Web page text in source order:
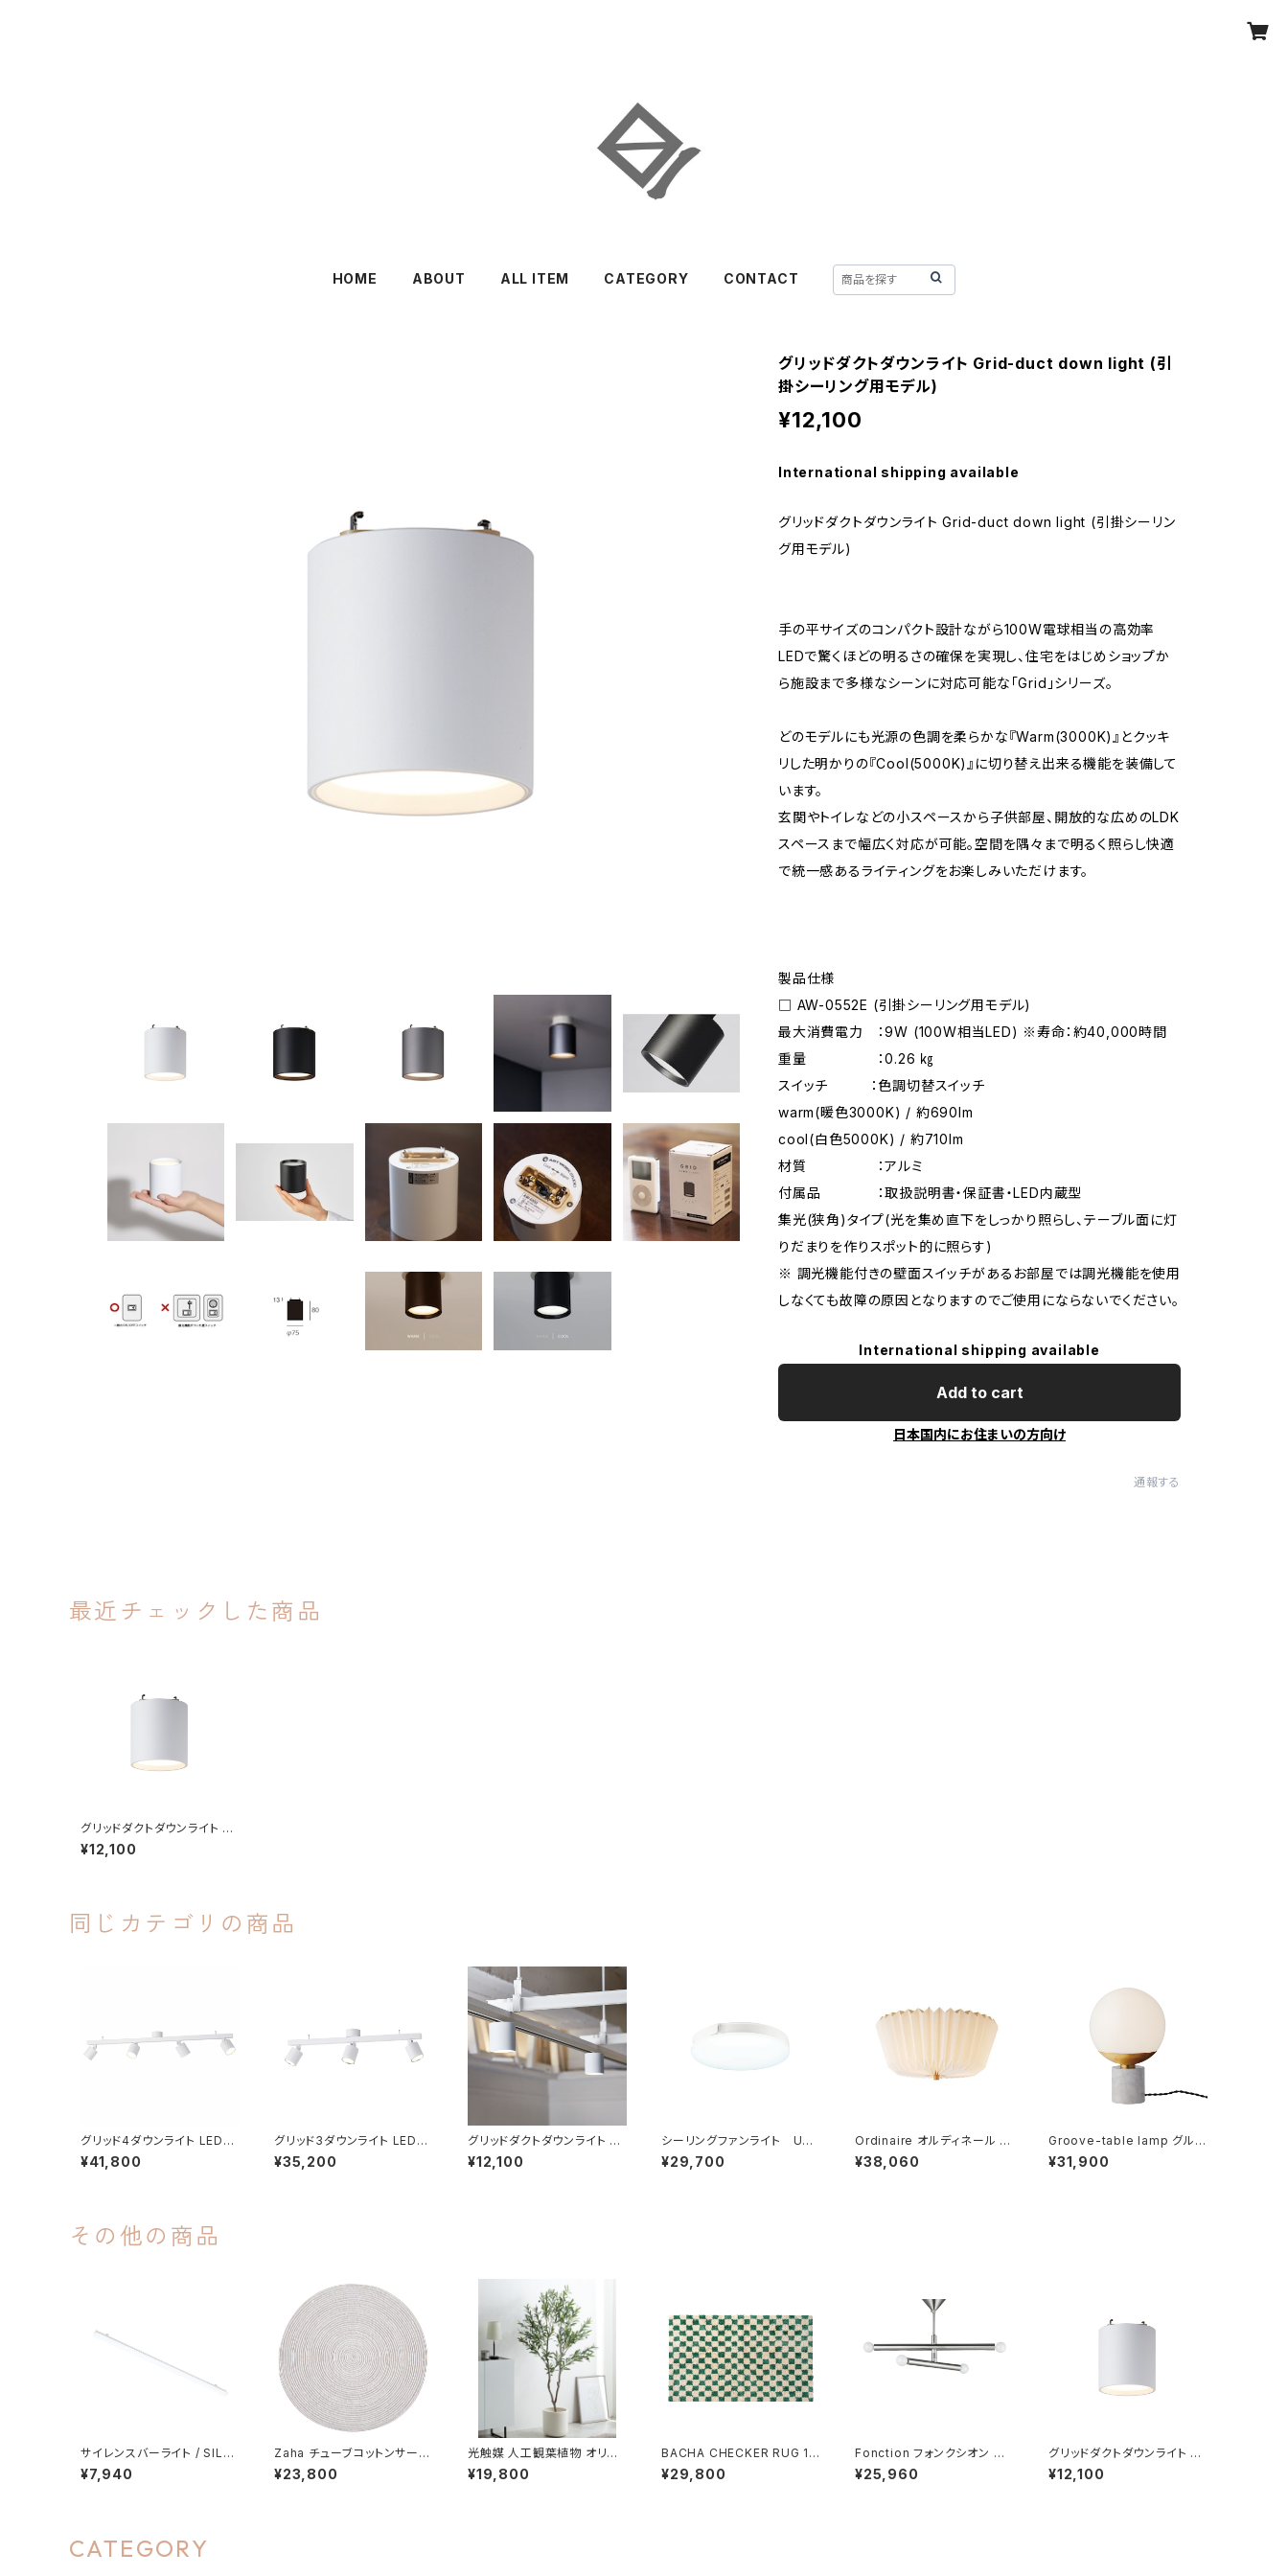
HOME ABOUT ALL ITEM CATEGORY CONTACT
グリッドダクトダウンライト Grid-duct down light (引
掛シーリング用モデル)
¥12,100
International shipping available
グリッドダクトダウンライト Grid-duct down light (引掛シーリン
グ用モデル)
手の平サイズのコンパクト設計ながら100W電球相当の高効率
LEDで驚くほどの明るさの確保を実現し、住宅をはじめショップか
ら施設まで多様なシーンに対応可能な「Grid」シリーズ。
どのモデルにも光源の色調を柔らかな『Warm(3000K)』とクッキ
リした明かりの『Cool(5000K)』に切り替え出来る機能を装備して
います。
玄関やトイレなどの小スペースから子供部屋、開放的な広めのLDK
スペースまで幅広く対応が可能。空間を隅々まで明るく照らし快適
で統一感あるライティングをお楽しみいただけます。
製品仕様
□ AW-0552E (引掛シーリング用モデル)
最大消費電力 ：9W (100W相当LED) ※寿命：約40,000時間
重量 ：0.26 ㎏
スイッチ ：色調切替スイッチ
warm(暖色3000K) / 約690lm
cool(白色5000K) / 約710lm
材質 ：アルミ
付属品 ：取扱説明書・保証書・LED内蔵型
集光(狭角)タイプ(光を集め直下をしっかり照らし、テーブル面に灯
りだまりを作りスポット的に照らす)
※ 調光機能付きの壁面スイッチがあるお部屋では調光機能を使用
しなくても故障の原因となりますのでご使用にならないでください。
International shipping available
Add to cart
日本国内にお住まいの方向け
通報する
最近チェックした商品
グリッドダクトダウンライト Gr
id-duct down light (引掛
シーリング用モデル)
¥12,100
同じカテゴリの商品
グリッド4ダウンライト LED内
蔵型 / 色調切替 / 約9-12畳
用
¥41,800
グリッド3ダウンライト LED内
蔵型 / 色調切替 / 約6-8畳用
¥35,200
グリッドダクトダウンライト Gr
id-duct down light (ライテ
ィングレール専用モデル)
¥12,100
シーリングファンライト UZU
KAZE 3 除菌・脱臭・空気清
浄機能 10段階調光 / 20段
¥29,700
Ordinaire オルディネール シ
ーリングライト 電球なし
¥38,060
Groove-table lamp グルー
ブテーブルランプ ※調光器対
応LED電球付属
¥31,900
その他の商品
サイレンスバーライト / SILE
NCE BAR LIGHT 3300lm
約6畳用
¥7,940
Zaha チューブコットンサーク
ルラグ グレー ф140cm
¥23,800
光触媒 人工観葉植物 オリー
ブ【高さ150cm】/ cittelio
¥19,800
BACHA CHECKER RUG 14
0×200cm グリーン / バシャ
チェッカーラグ グリーン
¥29,800
Fonction フォンクシオン シ
ーリングライト 電球なし
¥25,960
グリッドダクトダウンライト Gr
id-duct down light (引掛
シーリング用モデル)
¥12,100
CATEGORY